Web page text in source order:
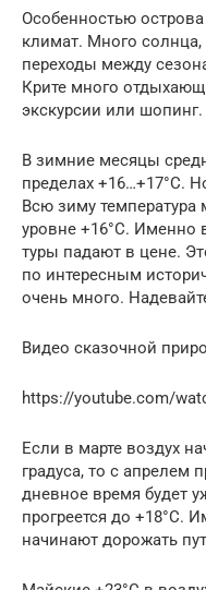
Особенностью острова
климат. Много
переходы между
Крите много
экскурсии или шопинг.
В зимние месяцы
пределах +16…+17°C.
Всю зиму температура
уровне +16°C. Именно
туры падают в цене.
по интересным
очень много.
Видео сказочной
https://youtube.com/
Если в марте воздух
градуса, то с апрелем
дневное время будет
прогреется до +18°C.
начинают дорожать